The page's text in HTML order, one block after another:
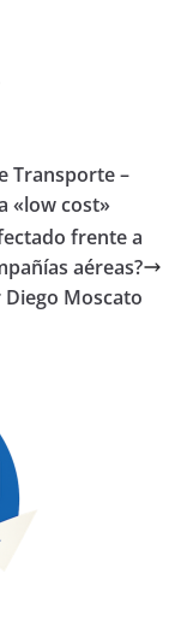
Transporte –
«low cost»
frente a
aéreas?
Diego Moscato